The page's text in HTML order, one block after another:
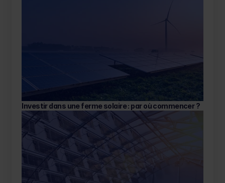
Investir dans une ferme solaire : par où commencer ?